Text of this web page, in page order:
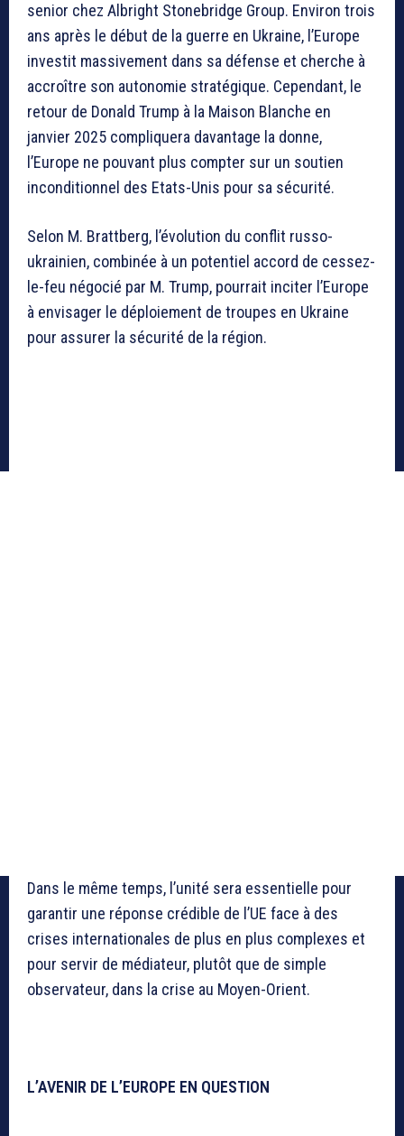
senior chez Albright Stonebridge Group. Environ trois
ans après le début de la guerre en Ukraine, l’Europe
investit massivement dans sa défense et cherche à
accroître son autonomie stratégique. Cependant, le
retour de Donald Trump à la Maison Blanche en
janvier 2025 compliquera davantage la donne,
l’Europe ne pouvant plus compter sur un soutien
inconditionnel des Etats-Unis pour sa sécurité.
Selon M. Brattberg, l’évolution du conflit russo-
ukrainien, combinée à un potentiel accord de cessez-
le-feu négocié par M. Trump, pourrait inciter l’Europe
à envisager le déploiement de troupes en Ukraine
pour assurer la sécurité de la région.
Dans le même temps, l’unité sera essentielle pour
garantir une réponse crédible de l’UE face à des
crises internationales de plus en plus complexes et
pour servir de médiateur, plutôt que de simple
observateur, dans la crise au Moyen-Orient.
L’AVENIR DE L’EUROPE EN QUESTION